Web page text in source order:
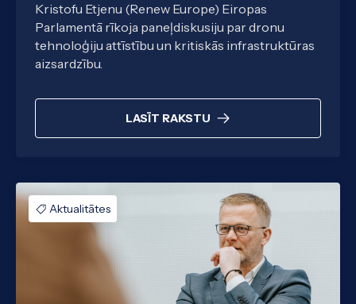
Kristofu Etjenu (Renew Europe) Eiropas
Parlamentā rīkoja paneļdiskusiju par dronu
tehnoloģiju attīstību un kritiskās infrastruktūras
aizsardzību.
LASĪT RAKSTU
Aktualitātes